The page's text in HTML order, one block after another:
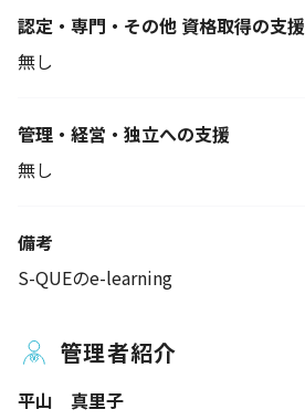
認定・専門・その他 資格取得の支援
無し
管理・経営・独立への支援
無し
備考
S-QUEのe-learning
管理者紹介
平山 真里子